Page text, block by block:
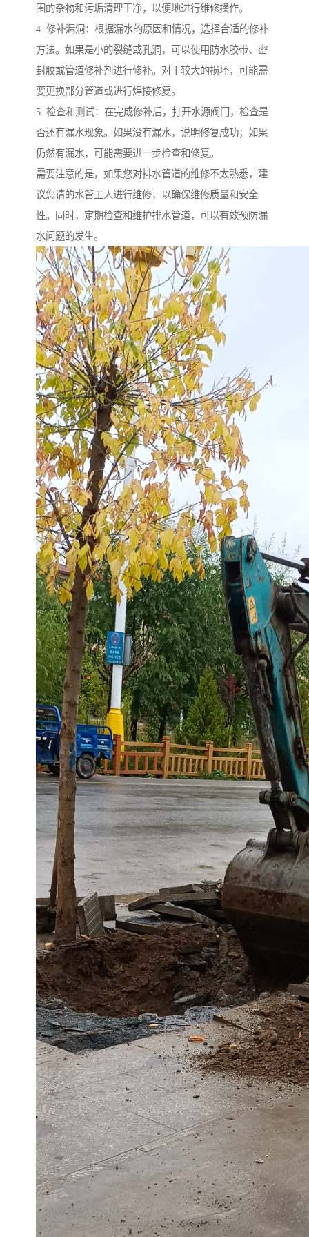
围的杂物和污垢清理干净，以便地进行维修操作。
4. 修补漏洞：根据漏水的原因和情况，选择合适的修补
方法。如果是小的裂缝或孔洞，可以使用防水胶带、密
封胶或管道修补剂进行修补。对于较大的损坏，可能需
要更换部分管道或进行焊接修复。
5. 检查和测试：在完成修补后，打开水源阀门，检查是
否还有漏水现象。如果没有漏水，说明修复成功；如果
仍然有漏水，可能需要进一步检查和修复。
需要注意的是，如果您对排水管道的维修不太熟悉，建
议您请的水管工人进行维修，以确保维修质量和安全
性。同时，定期检查和维护排水管道，可以有效预防漏
水问题的发生。